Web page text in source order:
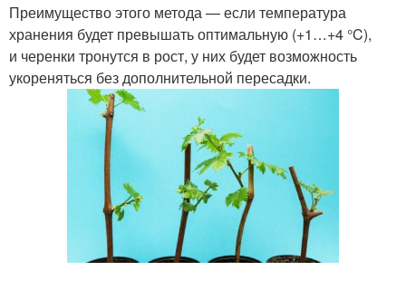
Преимущество этого метода — если температура
хранения будет превышать оптимальную (+1…+4 °C),
и черенки тронутся в рост, у них будет возможность
укореняться без дополнительной пересадки.